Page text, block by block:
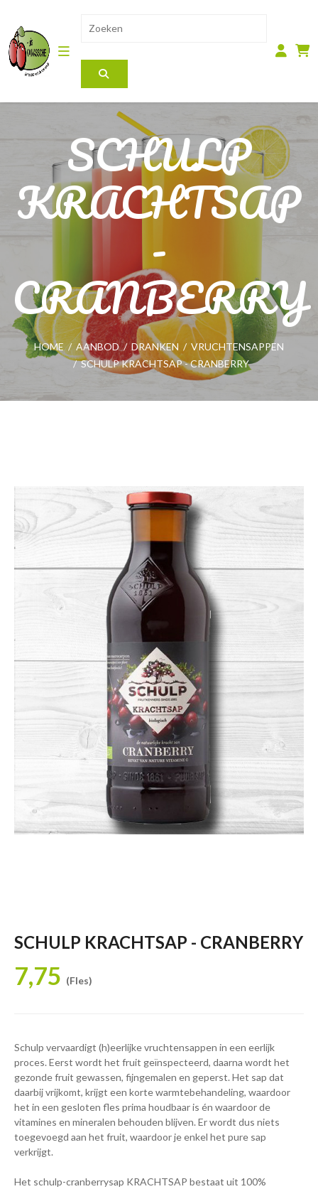
SCHULP
KRACHTSAP
-
CRANBERRY
HOME / AANBOD / DRANKEN / VRUCHTENSAPPEN
/ SCHULP KRACHTSAP - CRANBERRY
SCHULP KRACHTSAP - CRANBERRY
7,75 (Fles)
Schulp vervaardigt (h)eerlijke vruchtensappen in een eerlijk
proces. Eerst wordt het fruit geïnspecteerd, daarna wordt het
gezonde fruit gewassen, fijngemalen en geperst. Het sap dat
daarbij vrijkomt, krijgt een korte warmtebehandeling, waardoor
het in een gesloten fles prima houdbaar is én waardoor de
vitamines en mineralen behouden blijven. Er wordt dus niets
toegevoegd aan het fruit, waardoor je enkel het pure sap
verkrijgt.
Het schulp-cranberrysap KRACHTSAP bestaat uit 100%